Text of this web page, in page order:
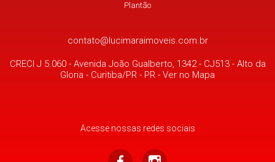
Plantão
contato@lucimaraimoveis.com.br
CRECI J 5.060 - Avenida João Gualberto, 1342 - CJ513- Alto da
Gloria - Curitiba/PR - PR - Ver no Mapa
Acesse nossas redes sociais